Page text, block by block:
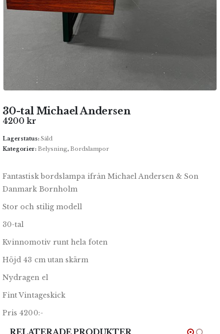
30-tal Michael Andersen
4200 kr
Lagerstatus: Såld
Kategorier: Belysning, Bordslampor
Fantastisk bordslampa ifrån Michael Andersen & Son
Danmark Bornholm
Stor och stilig modell
30-tal
Kvinnomotiv runt hela foten
Höjd 43 cm utan skärm
Nydragen el
Fint Vintageskick
Pris 4200:-